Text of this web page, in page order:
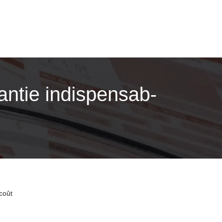
in­dispensab­